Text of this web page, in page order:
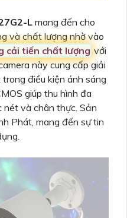
Lmang đến cho
và chất lượng nhờ vào
cải tiến chất lượng với
này cung cấp giải
điều kiện ánh sáng
giúp thu hình đa
nét và chân thực. Sản
Phát, mang đến sự tin